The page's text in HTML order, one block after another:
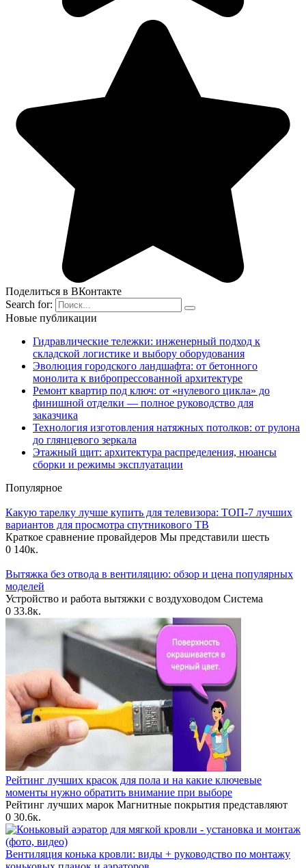
Поделиться в ВКонтакте
Search for:
Новые публикации
Гидравлические тележки: инженерный подход к
складской логистике и выбору оборудования
Эволюция городского ландшафта: от бетонного
монолита к вибропрессованной архитектуре
Ремонт квартир под ключ: от «нулевого цикла» до
финишной отделки — полное руководство для
заказчика
Технология изготовления натяжных потолков: от рулона
до глянцевого зеркала
Этажный щит: архитектура распределения, нюансы
сборки и режимы эксплуатации
Популярное
Какую тарелку лучше купить для телевизора: ТОП-7 лучших
вариантов для просмотра спутникового ТВ
Краткое сравнение провайдеров Мы представили шесть
0 140к.
Вытяжка без отвода в вентиляцию: обзор и цена популярных
моделей
Устройство и работа вытяжки с воздуховодом Система
0 33.8к.
Рейтинг лучших красок для пола и на какие ключевые
моменты нужно обратить внимание при выборе
Рейтинг лучших марок Магнитные покрытия представляют
0 30.6к.
Вентиляция конька кровли: виды + руководство по монтажу